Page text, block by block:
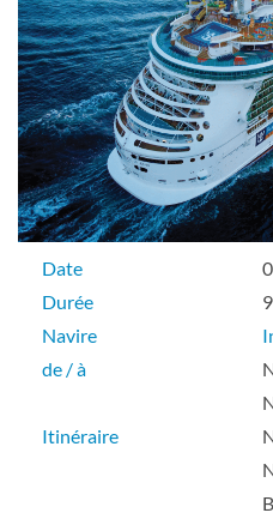
Intérieure
Cabine à balcon avec vue
Pont 06
Balcon
Cabine communicante à
Date
Durée
Navire
de / à
Itinéraire